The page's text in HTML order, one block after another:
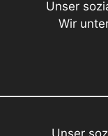
Unser
Wir
Unser